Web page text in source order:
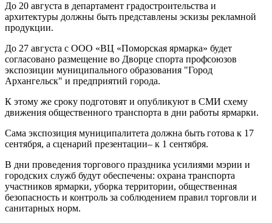
До 20 августа в департамент градостроительства и
архитектуры должны быть представлены эскизы рекламной
продукции.
До 27 августа с ООО «ВЦ «Поморская ярмарка» будет
согласовано размещение во Дворце спорта профсоюзов
экспозиции муниципального образования "Город
Архангельск" и предприятий города.
К этому же сроку подготовят и опубликуют в СМИ схему
движения общественного транспорта в дни работы ярмарки.
Сама экспозиция муниципалитета должна быть готова к 17
сентября, а сценарий презентации– к 1 сентября.
В дни проведения торгового праздника усилиями мэрии и
городских служб будут обеспечены: охрана транспорта
участников ярмарки, уборка территории, общественная
безопасность и контроль за соблюдением правил торговли и
санитарных норм.